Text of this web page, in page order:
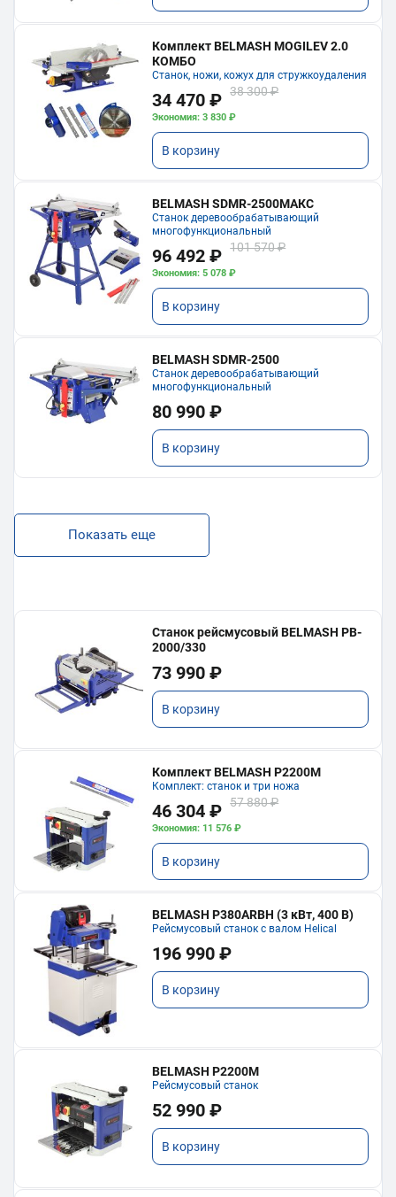
Комплект BELMASH MOGILEV 2.0
КОМБО
Станок, ножи, кожух для стружкоудаления
34 470 ₽ 38 300 ₽
Экономия: 3 830 ₽
В корзину
BELMASH SDMR-2500МАКС
Станок деревообрабатывающий
многофункциональный
96 492 ₽ 101 570 ₽
Экономия: 5 078 ₽
В корзину
BELMASH SDMR-2500
Станок деревообрабатывающий
многофункциональный
80 990 ₽
В корзину
Показать еще
Станок рейсмусовый BELMASH PB-
2000/330
73 990 ₽
В корзину
Комплект BELMASH P2200M
Комплект: станок и три ножа
46 304 ₽ 57 880 ₽
Экономия: 11 576 ₽
В корзину
BELMASH P380ARBH (3 кВт, 400 В)
Рейсмусовый станок с валом Helical
196 990 ₽
В корзину
BELMASH P2200M
Рейсмусовый станок
52 990 ₽
В корзину